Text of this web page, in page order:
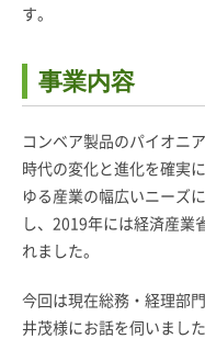
す。
事業内容
コンベア製品のパイオニ
時代の変化と進化を確実
ゆる産業の幅広いニーズ
し、2019年には経済産業
れました。
今回は現在総務・経理部
井茂様にお話を伺いました